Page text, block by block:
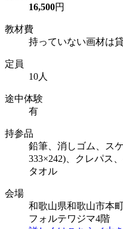
16,500円
教材費
持っていない画材は
定員
10人
途中体験
有
持参品
鉛筆、消しゴム、ス
333×242)、クレパス
タオル
会場
和歌山県和歌山市本
フォルテワジマ4階